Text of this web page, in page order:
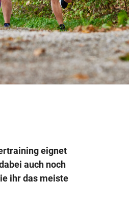
eignet
auch noch
ihr das meiste